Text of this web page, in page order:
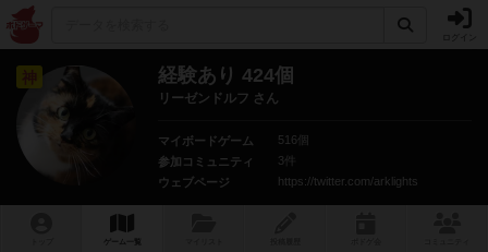
神 経験あり 424個
リーゼンドルフ さん
マイボードゲーム
516個
参加コミュニティ
3件
ウェブページ
https://twitter.com/arklights
ゲーム一覧